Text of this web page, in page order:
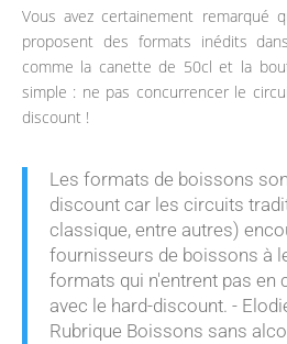
Vous avez certainement remarqué
proposent des formats inédits
comme la canette de 50cl et la
simple : ne pas concurrencer le
discount !
Les formats de boissons
discount car les circuits
classique, entre autres)
fournisseurs de boissons à
formats qui n'entrent pas en
avec le hard-discount. -
Rubrique Boissons sans